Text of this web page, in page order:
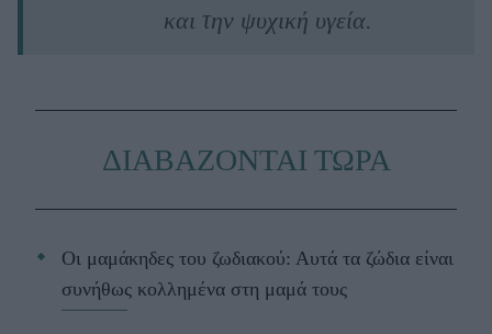
και την ψυχική υγεία.
ΔΙΑΒΑΖΟΝΤΑΙ ΤΩΡΑ
Οι μαμάκηδες του ζωδιακού: Αυτά τα ζώδια είναι
συνήθως κολλημένα στη μαμά τους